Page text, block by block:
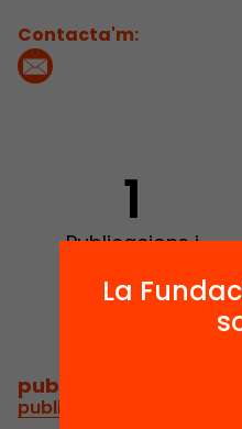
Contacta'm:
1
Publicacions i
publicacions i vídeos
publicacions i vídeos
La